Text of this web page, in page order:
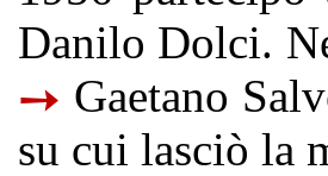
Danilo Dolci.
➙ Gaetano
su cui lasciò la